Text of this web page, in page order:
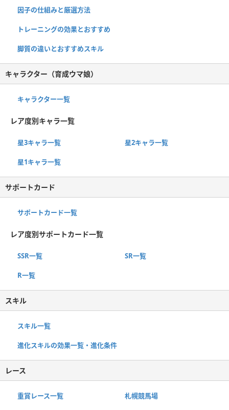
因子の仕組みと厳選方法
トレーニングの効果とおすすめ
脚質の違いとおすすめスキル
キャラクター（育成ウマ娘）
キャラクター一覧
レア度別キャラ一覧
星3キャラ一覧 星2キャラ一覧
星1キャラ一覧
サポートカード
サポートカード一覧
レア度別サポートカード一覧
SSR一覧 SR一覧
R一覧
スキル
スキル一覧
進化スキルの効果一覧・進化条件
レース
重賞レース一覧 札幌競馬場